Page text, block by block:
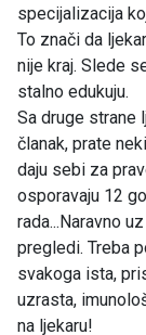
specijalizacija
To znači da
nije kraj. Slede
stalno edukuju.
Sa druge strane
članak, prate
daju sebi za
osporavaju 12
rada...Naravno
pregledi. Treba
svakoga ista,
uzrasta,
na ljekaru!